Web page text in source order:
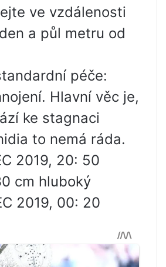
ve vzdálenosti
a půl metru od
péče:
Hlavní věc je,
ke stagnaci
to nemá ráda.
2019, 20: 50
cm hluboký
2019, 00: 20